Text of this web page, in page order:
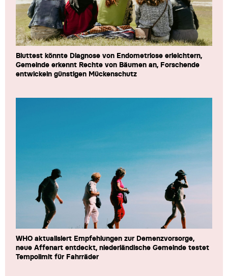
Bluttest könnte Diagnose von Endometriose erleichtern,
Gemeinde erkennt Rechte von Bäumen an, Forschende
entwickeln günstigen Mückenschutz
WHO aktualisiert Empfehlungen zur Demenzvorsorge,
neue Affenart entdeckt, niederländische Gemeinde testet
Tempolimit für Fahrräder